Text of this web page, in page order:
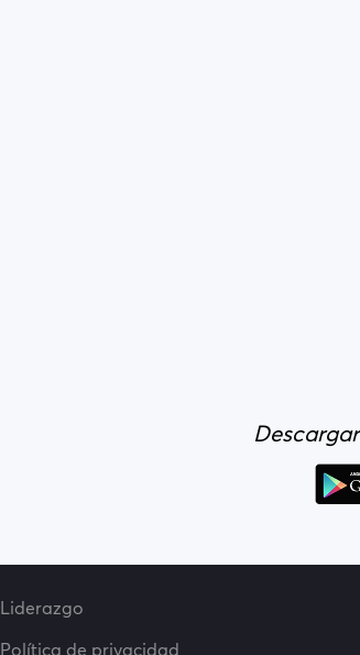
Liderazgo
Política de privacidad